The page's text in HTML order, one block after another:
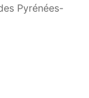
Pyrénées-